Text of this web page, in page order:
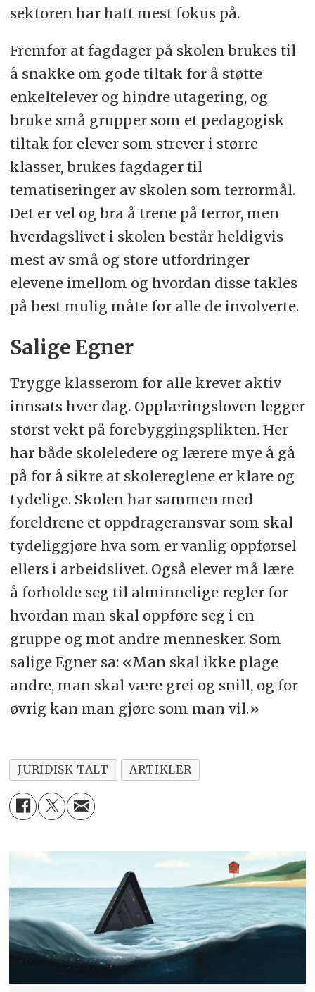
sektoren har hatt mest fokus på.
Fremfor at fagdager på skolen brukes til
å snakke om gode tiltak for å støtte
enkeltelever og hindre utagering, og
bruke små grupper som et pedagogisk
tiltak for elever som strever i større
klasser, brukes fagdager til
tematiseringer av skolen som terrormål.
Det er vel og bra å trene på terror, men
hverdagslivet i skolen består heldigvis
mest av små og store utfordringer
elevene imellom og hvordan disse takles
på best mulig måte for alle de involverte.
Salige Egner
Trygge klasserom for alle krever aktiv
innsats hver dag. Opplæringsloven legger
størst vekt på forebyggingsplikten. Her
har både skoleledere og lærere mye å gå
på for å sikre at skolereglene er klare og
tydelige. Skolen har sammen med
foreldrene et oppdrageransvar som skal
tydeliggjøre hva som er vanlig oppførsel
ellers i arbeidslivet. Også elever må lære
å forholde seg til alminnelige regler for
hvordan man skal oppføre seg i en
gruppe og mot andre mennesker. Som
salige Egner sa: «Man skal ikke plage
andre, man skal være grei og snill, og for
øvrig kan man gjøre som man vil.»
JURIDISK TALT ARTIKLER